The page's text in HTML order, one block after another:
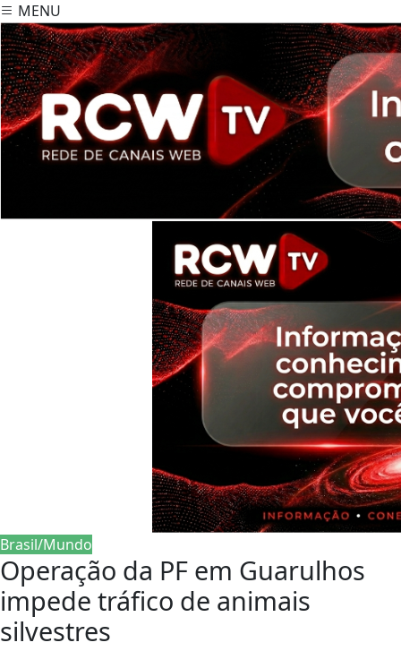
MENU
Brasil/Mundo
Operação da PF em Guarulhos
impede tráfico de animais
silvestres